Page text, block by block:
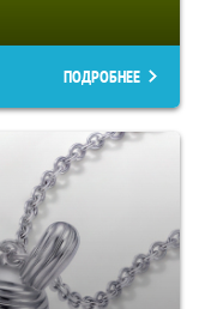
ПОДРОБНЕЕ